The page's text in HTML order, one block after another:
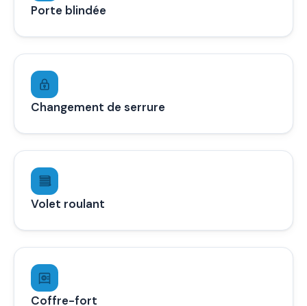
Porte blindée
Changement de serrure
Volet roulant
Coffre-fort